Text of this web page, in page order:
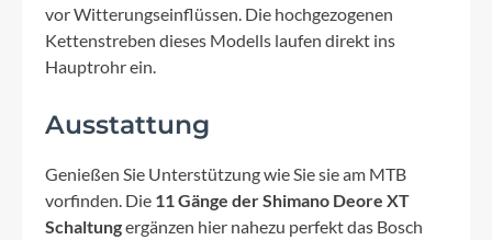
vor Witterungseinflüssen. Die hochgezogenen
Kettenstreben dieses Modells laufen direkt ins
Hauptrohr ein.
Ausstattung
Genießen Sie Unterstützung wie Sie sie am MTB
vorfinden. Die 11 Gänge der Shimano Deore XT
Schaltungergänzen hier nahezu perfekt das Bosch